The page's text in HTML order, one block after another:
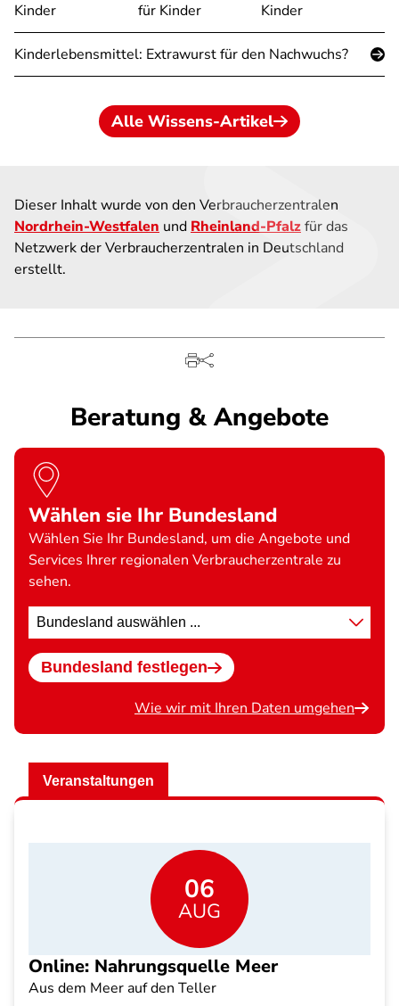
Kinder
für Kinder
Kinder
Kinderlebensmittel: Extrawurst für den Nachwuchs?
Alle Wissens-Artikel
Dieser Inhalt wurde von den Verbraucherzentralen
Nordrhein-Westfalen und Rheinland-Pfalzfür das
Netzwerk der Verbraucherzentralen in Deutschland
erstellt.
Beratung & Angebote
Wählen sie Ihr Bundesland
Wählen Sie Ihr Bundesland, um die Angebote und
Services Ihrer regionalen Verbraucherzentrale zu
sehen.
Standort
wählen
Bundesland festlegen
Wie wir mit Ihren Daten umgehen
Veranstaltungen
06
AUG
Online: Nahrungsquelle Meer
Aus dem Meer auf den Teller